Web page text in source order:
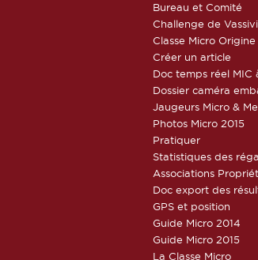
Bureau et Comité
Challenge de
Classe Micro Origine
Créer un article
Doc temps réel MIC
Dossier caméra
Jaugeurs Micro &
Photos Micro 2015
Pratiquer
Statistiques des
Associations
Doc export des
GPS et position
Guide Micro 2014
Guide Micro 2015
La Classe Micro